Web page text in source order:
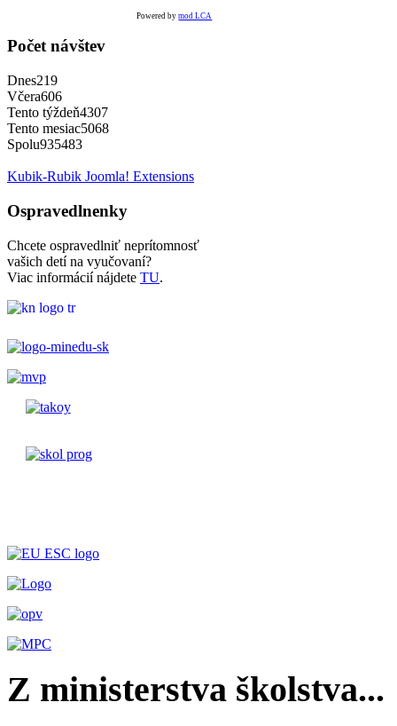
Powered bymod LCA
Počet návštev
Dnes219
Včera606
Tento týždeň4307
Tento mesiac5068
Spolu935483
Kubik-Rubik Joomla! Extensions
Ospravedlnenky
Chcete ospravedlniť neprítomnosť
vašich detí na vyučovaní?
Viac informácií nájdete TU.
Z ministerstva školstva...